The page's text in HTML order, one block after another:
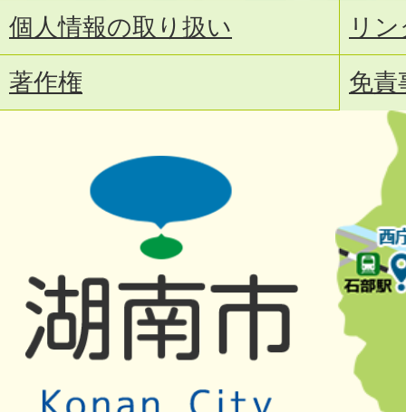
個人情報の取り扱い
リ
著作権
免責